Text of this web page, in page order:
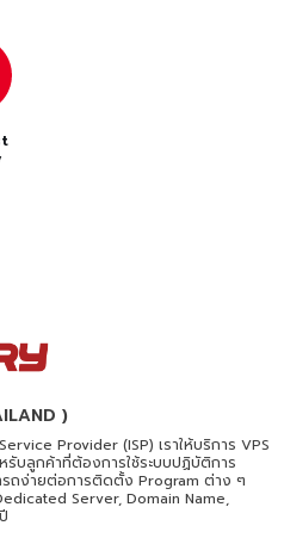
)
Provider (ISP) เราให้บริการ VPS
รับลูกค้าที่ต้องการใช้ระบบปฏิบัติการ
รถง่ายต่อการติดตั้ง Program ต่าง ๆ
Server, Domain Name,